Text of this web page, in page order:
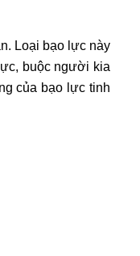
Loại bạo lực này
buộc người kia
của bạo lực tinh